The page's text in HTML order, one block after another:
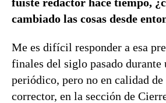
cambiado las cosas desde
Me es difícil responder a esa
finales del siglo pasado durante
periódico, pero no en calidad
corrector, en la sección de